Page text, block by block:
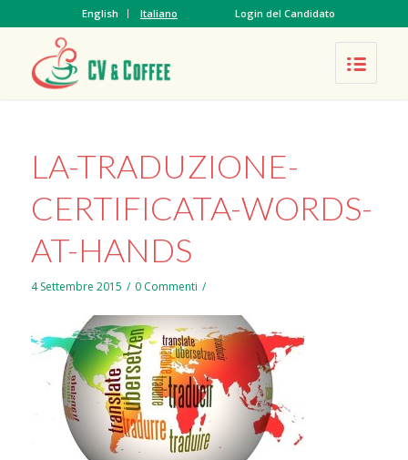
English Italiano Login del Candidato
LA-TRADUZIONE-
CERTIFICATA-WORDS-
AT-HANDS
4 Settembre 2015 / 0 Commenti /